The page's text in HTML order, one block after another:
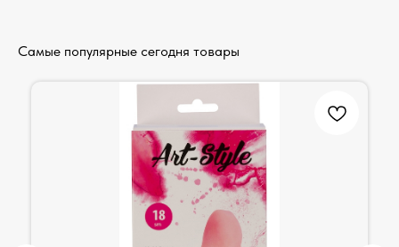
Самые популярные сегодня товары